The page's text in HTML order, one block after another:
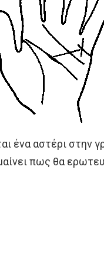
ένα αστέρι στην
πως θα